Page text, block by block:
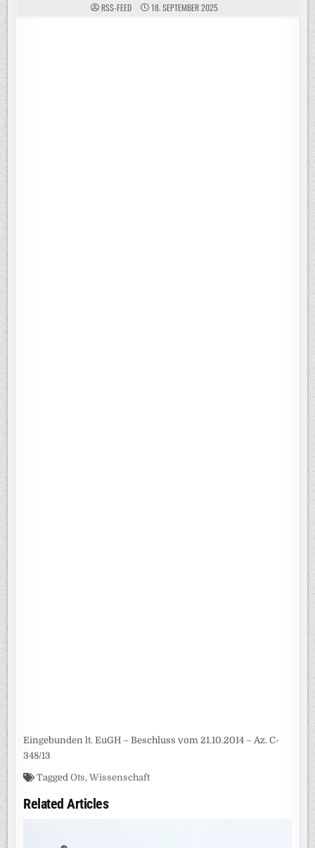
RSS-FEED 18. SEPTEMBER 2025
Eingebunden lt. EuGH – Beschluss vom 21.10.2014 – Az. C-
348/13
TaggedOts,Wissenschaft
Related Articles